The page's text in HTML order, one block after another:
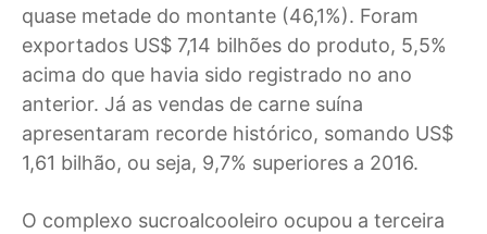
quase metade do montante (46,1%). Foram
exportados US$ 7,14 bilhões do produto, 5,5%
acima do que havia sido registrado no ano
anterior. Já as vendas de carne suína
apresentaram recorde histórico, somando US$
1,61 bilhão, ou seja, 9,7% superiores a 2016.
O complexo sucroalcooleiro ocupou a terceira